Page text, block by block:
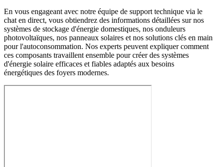
En vous engageant avec notre équipe de support technique via le
chat en direct, vous obtiendrez des informations détaillées sur nos
systèmes de stockage d'énergie domestiques, nos onduleurs
photovoltaïques, nos panneaux solaires et nos solutions clés en main
pour l'autoconsommation. Nos experts peuvent expliquer comment
ces composants travaillent ensemble pour créer des systèmes
d'énergie solaire efficaces et fiables adaptés aux besoins
énergétiques des foyers modernes.